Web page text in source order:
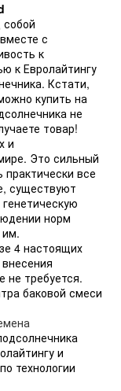
собой
с
к
к Евролайтингу
Кстати,
купить на
не
товар!
и
Это сильный
все
существуют
норм
им.
4 настоящих
не требуется.
баковой смеси
и
технологии